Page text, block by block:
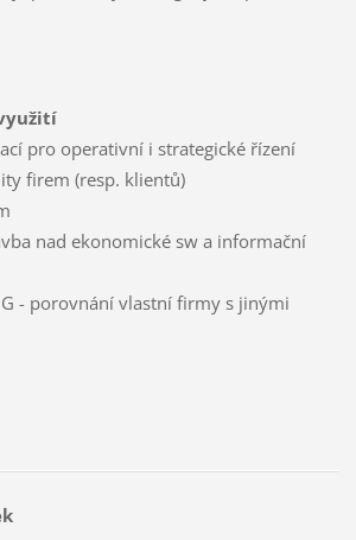
pro operativní i strategické řízení
firem (resp. klientů)
nad ekonomické sw a informační
- porovnání vlastní firmy s jinými